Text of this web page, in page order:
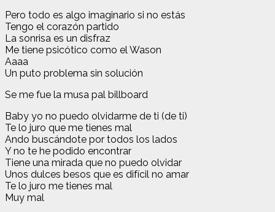
Pero todo es algo imaginario si no estás
Tengo el corazón partido
La sonrisa es un disfraz
Me tiene psicótico como el Wason
Aaaa
Un puto problema sin solución
Se me fue la musa pal billboard
Baby yo no puedo olvidarme de ti (de ti)
Te lo juro que me tienes mal
Ando buscándote por todos los lados
Y no te he podido encontrar
Tiene una mirada que no puedo olvidar
Unos dulces besos que es difícil no amar
Te lo juro me tienes mal
Muy mal